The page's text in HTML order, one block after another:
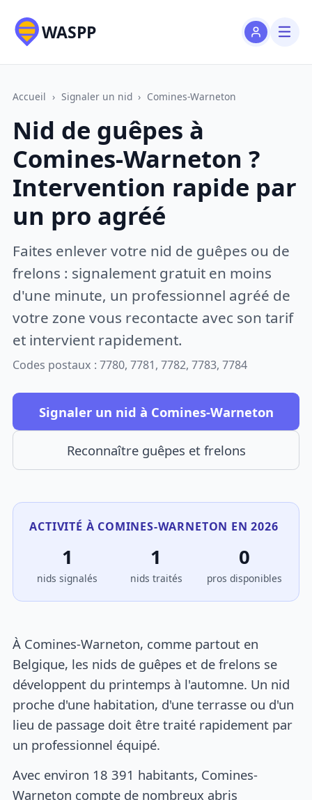
WASPP
Accueil › Signaler un nid › Comines-Warneton
Nid de guêpes à
Comines-Warneton ?
Intervention rapide par
un pro agréé
Faites enlever votre nid de guêpes ou de
frelons : signalement gratuit en moins
d'une minute, un professionnel agréé de
votre zone vous recontacte avec son tarif
et intervient rapidement.
Codes postaux : 7780, 7781, 7782, 7783, 7784
Signaler un nid à Comines-Warneton
Reconnaître guêpes et frelons
ACTIVITÉ À COMINES-WARNETON EN 2026
1
nids signalés
1
nids traités
0
pros disponibles
À Comines-Warneton, comme partout en
Belgique, les nids de guêpes et de frelons se
développent du printemps à l'automne. Un nid
proche d'une habitation, d'une terrasse ou d'un
lieu de passage doit être traité rapidement par
un professionnel équipé.
Avec environ 18 391 habitants, Comines-
Warneton compte de nombreux abris